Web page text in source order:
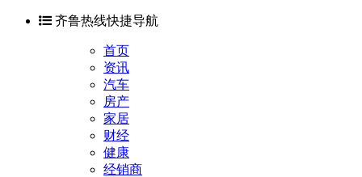
齐鲁热线快捷导航
首页
资讯
汽车
房产
家居
财经
健康
经销商